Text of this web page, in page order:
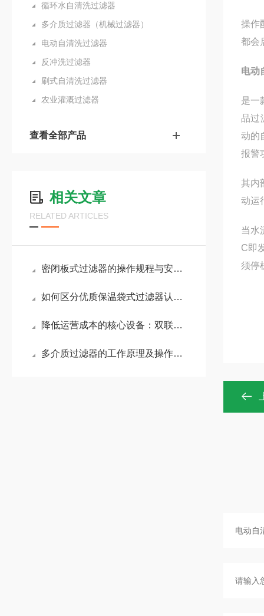
循环水自清洗过滤器
多介质过滤器（机械过滤器）
电动自清洗过滤器
反冲洗过滤器
刷式自清洗过滤器
农业灌溉过滤器
查看全部产品
相关文章
RELATED ARTICLES
密闭板式过滤器的操作规程与安全注意事项
如何区分优质保温袋式过滤器认准这几项核心配置
降低运营成本的核心设备：双联袋式过滤器应用详解
多介质过滤器的工作原理及操作日常维护
操作
都会
电动
是一
品过
动的
报警
其内
动运
当水
C即
须停